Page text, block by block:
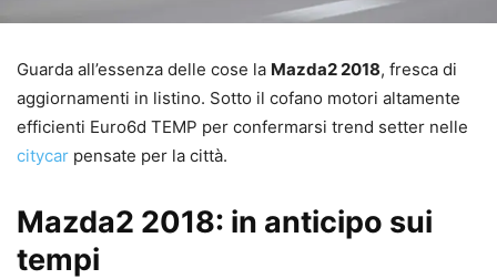
Guarda all’essenza delle cose la Mazda2 2018, fresca di
aggiornamenti in listino. Sotto il cofano motori altamente
efficienti Euro6d TEMP per confermarsi trend setter nelle
citycar pensate per la città.
Mazda2 2018: in anticipo sui
tempi